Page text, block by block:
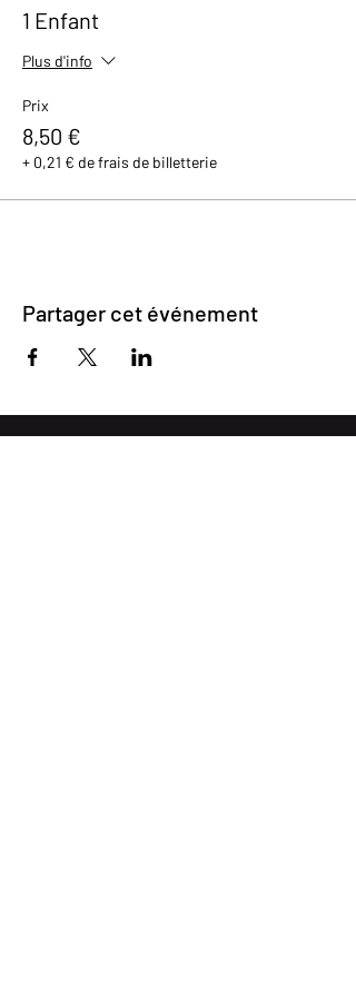
1 Enfant
Plus d'info
Prix
8,50 €
+ 0,21 € de frais de billetterie
Partager cet événement